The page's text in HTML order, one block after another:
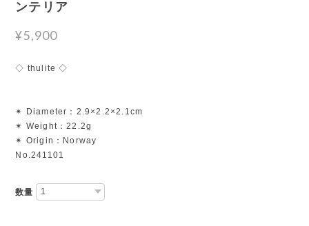
ンテリア
¥5,900
◇ thulite ◇
✴︎ Diameter：2.9×2.2×2.1cm
✴︎ Weight：22.2g
✴︎ Origin：Norway
No.241101
数量